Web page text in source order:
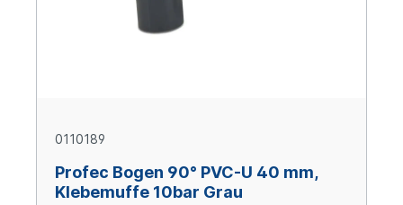
0110189
Profec Bogen 90° PVC-U 40 mm,
Klebemuffe 10bar Grau